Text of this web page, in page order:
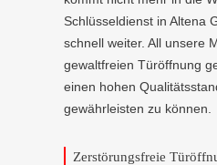
Schlüsseldienst in Altena
schnell weiter. All unsere
gewaltfreien Türöffnung
einen hohen
gewährleisten zu können.
Zerstörungsfreie